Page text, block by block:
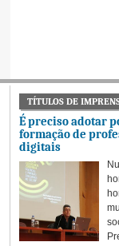
TÍTULOS DE
É preciso adotar
formação de
digitais